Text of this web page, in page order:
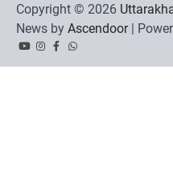
Copyright © 2026
News by Ascendoor|
YouTubeInstagram
Facebook
Whatsapp